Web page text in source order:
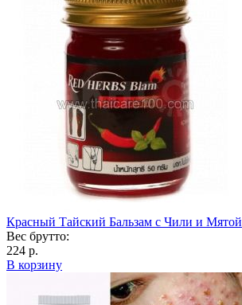
Красный Тайский Бальзам с Чили и Мятой
Вес брутто:
224 р.
В корзину